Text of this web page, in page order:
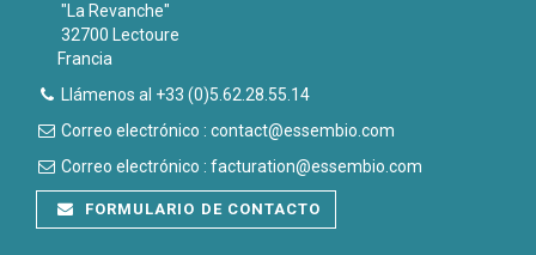
"La Revanche"
32700 Lectoure
Francia
Llámenos al +33 (0)5.62.28.55.14
Correo electrónico : contact@essembio.com
Correo electrónico : facturation@essembio.com
FORMULARIO DE CONTACTO